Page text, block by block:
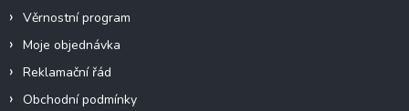
Věrnostní program
Moje objednávka
Reklamační řád
Obchodní podmínky